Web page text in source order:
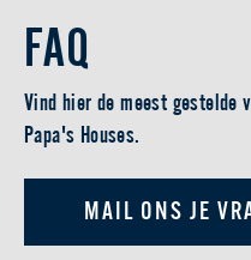
FAQ
Vind hier de meest gestelde
Papa's Houses.
MAIL ONS JE